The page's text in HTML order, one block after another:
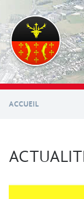
contenu
principal
ACCUEIL